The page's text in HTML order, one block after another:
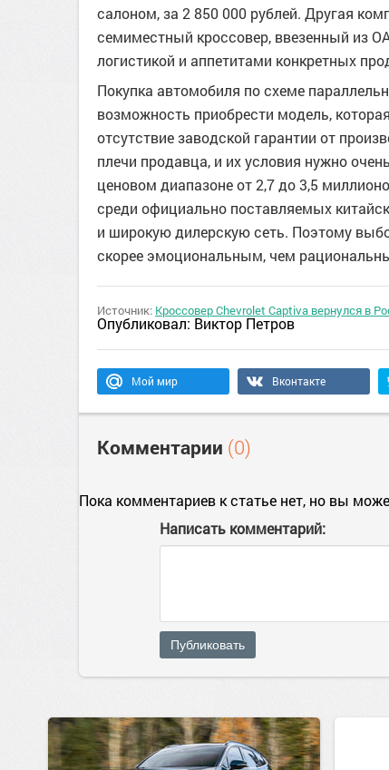
салоном, за 2 850 000 рублей. Другая
семиместный кроссовер, ввезенный из
логистикой и аппетитами конкретных
Покупка автомобиля по схеме
возможность приобрести модель,
отсутствие заводской гарантии от
плечи продавца, и их условия нужно
ценовом диапазоне от 2,7 до 3,5
среди официально поставляемых
и широкую дилерскую сеть. Поэтому
скорее эмоциональным, чем
Источник: Кроссовер Chevrolet Captiva вернулся в
Опубликовал: Виктор Петров
Мой мир Вконтакте
Комментарии (0)
Пока комментариев к статье нет, но вы
Написать комментарий:
Публиковать